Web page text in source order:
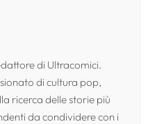
di Ultracomici.
di cultura pop,
ricerca delle storie più
da condividere con i